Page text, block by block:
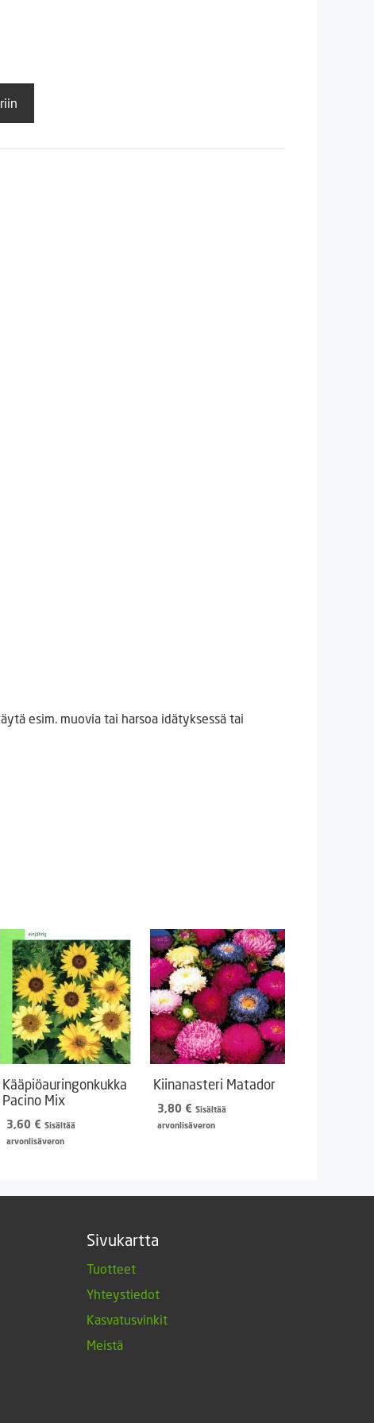
esim. muovia tai harsoa idätyksessä tai
Kääpiöauringonkukka
Pacino Mix
3,60 € Sisältää
arvonlisäveron
Kiinanasteri Matador
3,80 € Sisältää
arvonlisäveron
Sivukartta
Tuotteet
Yhteystiedot
Kasvatusvinkit
Meistä